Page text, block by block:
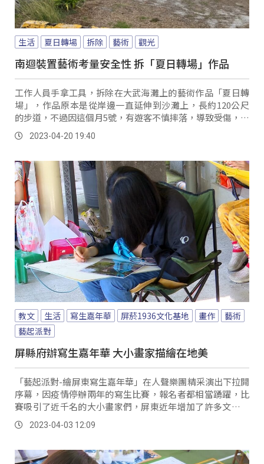
生活 夏日轉場 拆除 藝術 觀光
南迴裝置藝術考量安全性 拆「夏日轉場」作品
工作人員手拿工具，拆除在大武海灘上的藝術作品「夏日轉
場」，作品原本是從岸邊一直延伸到沙灘上，長約120公尺
的步道，不過因這個月5號，有遊客不慎摔落，導致受傷，如
今卻面臨拆除的命運，有些民眾甚至還沒觀賞過，讓人感到
可惜。2023-04-20 19:40
教文 生活 寫生嘉年華 屏菸1936文化基地 畫作
藝術
藝起派對
屏縣府辦寫生嘉年華 大小畫家描繪在地美
「藝起派對-繪屏東寫生嘉年華」在人聲樂團精采演出下拉開
序幕，因疫情停辦兩年的寫生比賽，報名者都相當踴躍，比
賽吸引了近千名的大小畫家們，屏東近年增加了許多文化景
點適合藝術創作，希望透過畫友們的畫筆與觀察力，挖掘市
區蘊藏的各種生活美學。
2023-04-03 12:09